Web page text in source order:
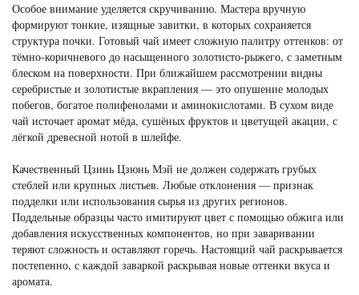
Особое внимание уделяется скручиванию. Мастера вручную
формируют тонкие, изящные завитки, в которых сохраняется
структура почки. Готовый чай имеет сложную палитру оттенков: от
тёмно-коричневого до насыщенного золотисто-рыжего, с заметным
блеском на поверхности. При ближайшем рассмотрении видны
серебристые и золотистые вкрапления — это опушение молодых
побегов, богатое полифенолами и аминокислотами. В сухом виде
чай источает аромат мёда, сушёных фруктов и цветущей акации, с
лёгкой древесной нотой в шлейфе.
Качественный Цзинь Цзюнь Мэй не должен содержать грубых
стеблей или крупных листьев. Любые отклонения — признак
подделки или использования сырья из других регионов.
Поддельные образцы часто имитируют цвет с помощью обжига или
добавления искусственных компонентов, но при заваривании
теряют сложность и оставляют горечь. Настоящий чай раскрывается
постепенно, с каждой заваркой раскрывая новые оттенки вкуса и
аромата.